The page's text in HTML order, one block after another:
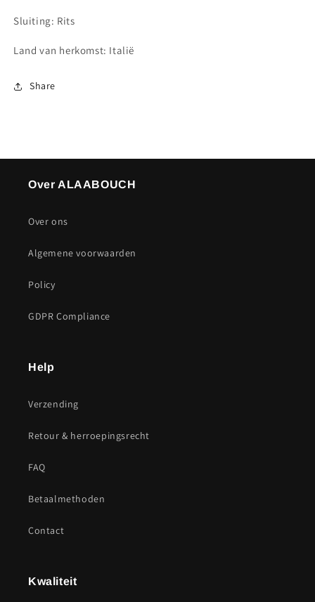
Sluiting: Rits
Land van herkomst: Italië
Share
Over ALAABOUCH
Over ons
Algemene voorwaarden
Policy
GDPR Compliance
Help
Verzending
Retour & herroepingsrecht
FAQ
Betaalmethoden
Contact
Kwaliteit